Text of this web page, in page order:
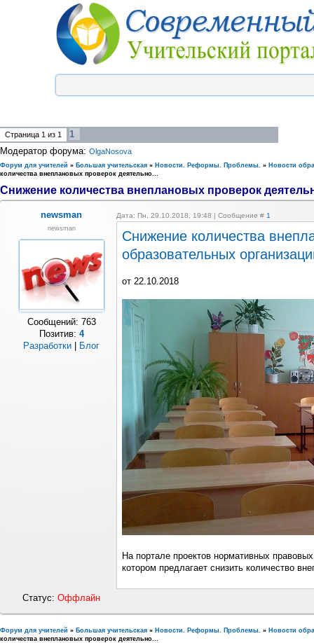
Страница 1 из 1
1
Модератор форума: OlgaNosova
Форум для учителей » Большая учительская » Новости. Реформы. Проблемы. » Новости
количества внеплановых проверок деятельно...
Снижение количества внеплановых проверок
newsman Дата: Пн, 29.10.2018, 19:48 | Сообщение # 1
newsman
Сообщений: 763
Позитив: 4
Разработки
Блог
Снижение количества
образовательных
от 22.10.2018
На портале проектов нормативных
котором предлагает снизить количество
Статус:Оффлайн
Форум для учителей » Большая учительская » Новости. Реформы. Проблемы. » Новости
количества внеплановых проверок деятельно...